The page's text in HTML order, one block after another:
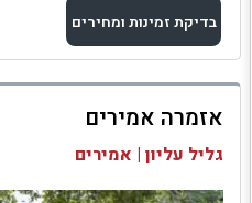
בדיקת זמינות ומחירים
למתחם זה
בדיקת זמינות ומחירים
אזמרה אמירים
גליל עליון | אמירים